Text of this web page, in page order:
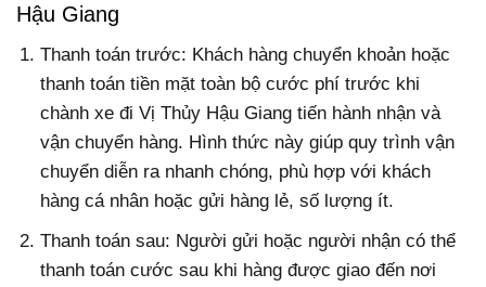
Hậu Giang
Thanh toán trước: Khách hàng chuyển khoản hoặc
thanh toán tiền mặt toàn bộ cước phí trước khi
chành xe đi Vị Thủy Hậu Giang tiến hành nhận và
vận chuyển hàng. Hình thức này giúp quy trình vận
chuyển diễn ra nhanh chóng, phù hợp với khách
hàng cá nhân hoặc gửi hàng lẻ, số lượng ít.
Thanh toán sau: Người gửi hoặc người nhận có thể
thanh toán cước sau khi hàng được giao đến nơi